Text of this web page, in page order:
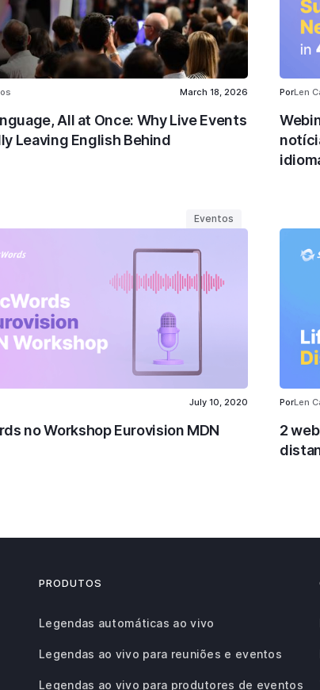
March 18, 2026
All at Once: Why Live Events
Leaving English Behind
PorLen
Eventos
July 10, 2020
no Workshop Eurovision MDN
PorLen
2
PRODUTOS
Legendas automáticas ao vivo
Legendas ao vivo para reuniões e eventos
Legendas ao vivo para produtores de eventos